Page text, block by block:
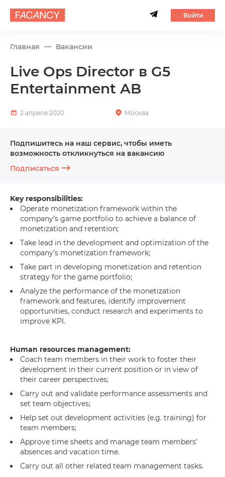
Войти
Главная Вакансии
Live Ops Director в G5
Entertainment AB
2 апреля 2020 Москва
Подпишитесь на наш сервис, чтобы иметь
возможность откликнуться на вакансию
Подписаться
Key responsibilities:
Operate monetization framework within the
company’s game portfolio to achieve a balance of
monetization and retention;
Take lead in the development and optimization of the
company’s monetization framework;
Take part in developing monetization and retention
strategy for the game portfolio;
Analyze the performance of the monetization
framework and features, identify improvement
opportunities, conduct research and experiments to
improve KPI.
Human resources management:
Coach team members in their work to foster their
development in their current position or in view of
their career perspectives;
Carry out and validate performance assessments and
set team objectives;
Help set out development activities (e.g. training) for
team members;
Approve time sheets and manage team members’
absences and vacation time.
Carry out all other related team management tasks.